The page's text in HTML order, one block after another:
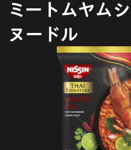
ミートムヤム
ヌードル